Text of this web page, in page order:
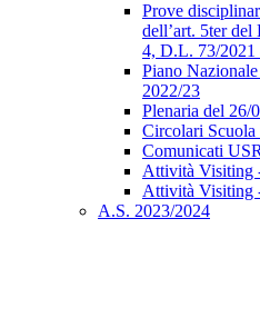
Prove
dell’art. 5ter
4, D.L. 73/2021
Piano
2022/23
Plenaria del 26/
Circolari
Comunicati
Attività Visiting
Attività Visiting
A.S. 2023/2024